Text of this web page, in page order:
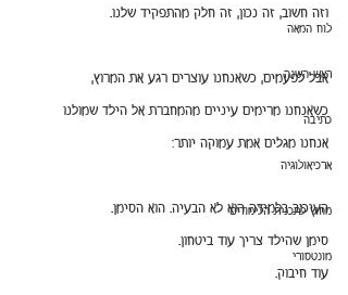
לוח המאה
ראש השנה
כתיבה
ארכיאולוגיה
מחוץ לתכנית הלימודים
מונטסורי
וזה חשוב, זה נכון, זה חלק מהתפקיד שלנו.
אבל לפעמים, כשאנחנו עוצרים רגע את המרוץ,
כשאנחנו מרימים עיניים מהמחברת אל הילד שמולנו
אנחנו מגלים אמת עמוקה יותר:
העיכוב בלמידה הוא לא הבעיה. הוא הסימן.
סימן שהילד צריך עוד ביטחון.
עוד חיבוק.